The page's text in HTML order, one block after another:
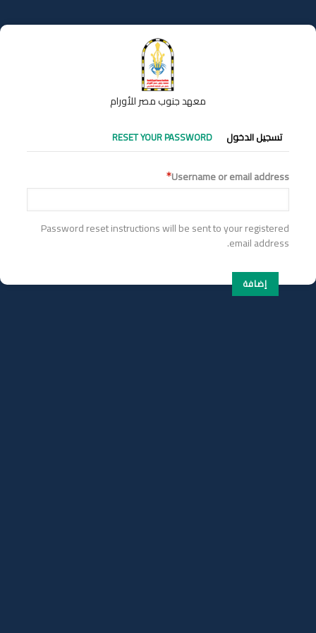
إلى
المحتوى
معهد جنوب مصر للأورام
التبويبات
الأساسية
تسجيل الدخول RESET YOUR PASSWORD
Username or email address
Password reset instructions will be sent to your registered
email address.